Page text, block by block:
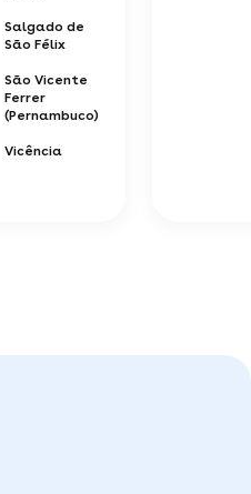
Salgado de
São Félix
São Vicente
Ferrer
(Pernambuco)
Vicência